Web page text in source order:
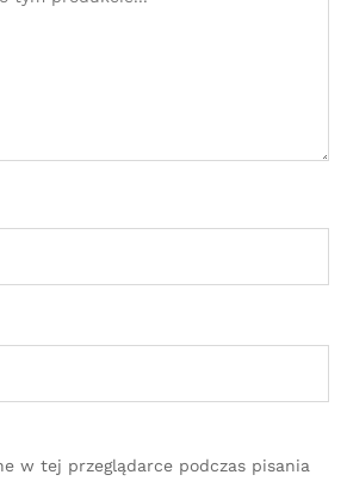
w tej przeglądarce podczas pisania